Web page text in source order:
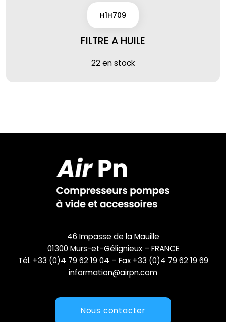
H1H709
FILTRE A HUILE
22 en stock
46 Impasse de la Mauille
01300 Murs-et-Gélignieux – FRANCE
Tél. +33 (0)4 79 62 19 04 – Fax +33 (0)4 79 62 19 69
information@airpn.com
Nous contacter